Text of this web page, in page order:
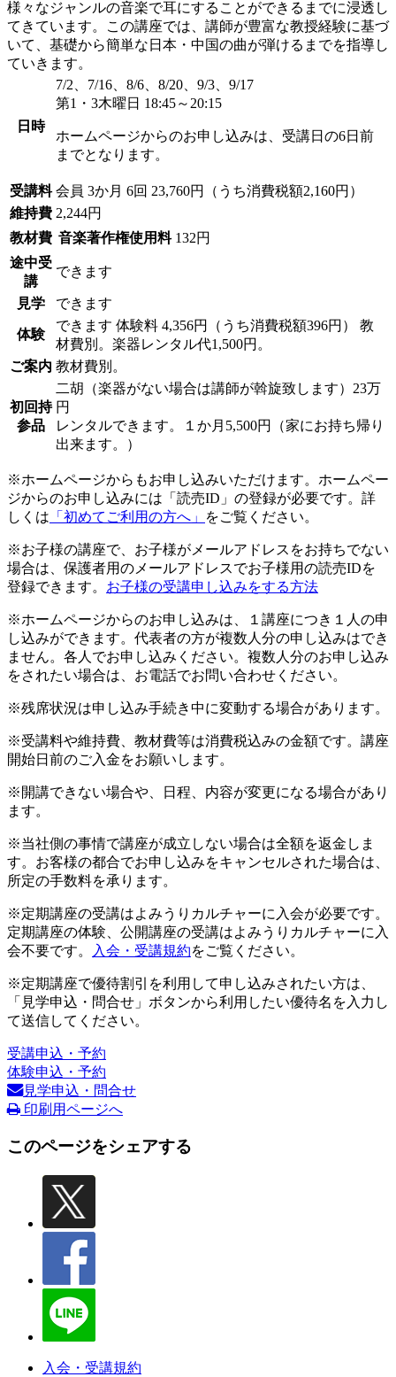
様々なジャンルの音楽で耳にすることができるまでに浸透し
てきています。この講座では、講師が豊富な教授経験に基づ
いて、基礎から簡単な日本・中国の曲が弾けるまでを指導し
ていきます。
日時
7/2、7/16、8/6、8/20、9/3、9/17
第1・3木曜日 18:45～20:15
ホームページからのお申し込みは、受講日の6日前
までとなります。
受講料 会員 3か月 6回 23,760円（うち消費税額2,160円）
維持費 2,244円
教材費 音楽著作権使用料 132円
途中受
講
できます
見学 できます
体験
できます 体験料 4,356円（うち消費税額396円） 教
材費別。楽器レンタル代1,500円。
ご案内 教材費別。
初回持
参品
二胡（楽器がない場合は講師が斡旋致します）23万
円
レンタルできます。１か月5,500円（家にお持ち帰り
出来ます。）
※ホームページからもお申し込みいただけます。ホームペー
ジからのお申し込みには「読売ID」の登録が必要です。詳
しくは 「初めてご利用の方へ」 をご覧ください。
※お子様の講座で、お子様がメールアドレスをお持ちでない
場合は、保護者用のメールアドレスでお子様用の読売IDを
登録できます。 お子様の受講申し込みをする方法
※ホームページからのお申し込みは、１講座につき１人の申
し込みができます。代表者の方が複数人分の申し込みはでき
ません。各人でお申し込みください。複数人分のお申し込み
をされたい場合は、お電話でお問い合わせください。
※残席状況は申し込み手続き中に変動する場合があります。
※受講料や維持費、教材費等は消費税込みの金額です。講座
開始日前のご入金をお願いします。
※開講できない場合や、日程、内容が変更になる場合があり
ます。
※当社側の事情で講座が成立しない場合は全額を返金しま
す。お客様の都合でお申し込みをキャンセルされた場合は、
所定の手数料を承ります。
※定期講座の受講はよみうりカルチャーに入会が必要です。
定期講座の体験、公開講座の受講はよみうりカルチャーに入
会不要です。
入会・受講規約をご覧ください。
※定期講座で優待割引を利用して申し込みされたい方は、
「見学申込・問合せ」ボタンから利用したい優待名を入力し
て送信してください。
受講申込・予約
体験申込・予約
見学申込・問合せ
印刷用ページへ
このページをシェアする
入会・受講規約